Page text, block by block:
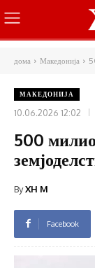
дома Македонија
МАКЕДОНИЈА
10.06.2026 12:02
500
ByXH M
Facebook